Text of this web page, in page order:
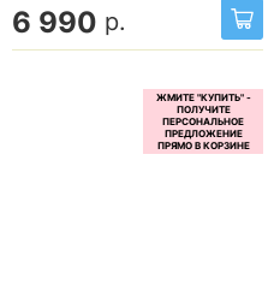
6 990 р.